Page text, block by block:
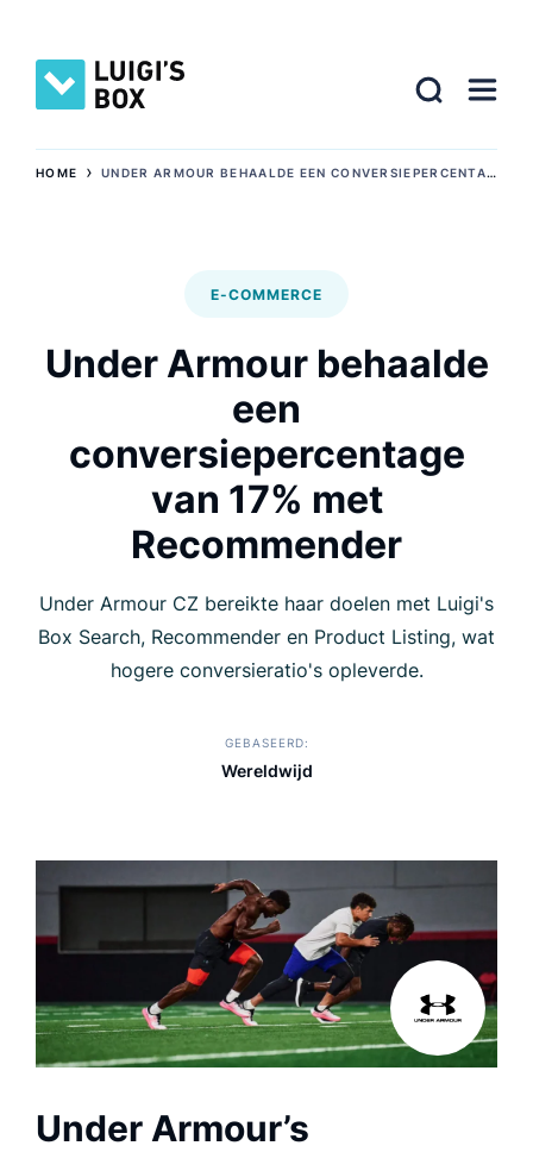
HOME ›UNDER ARMOUR BEHAALDE EEN CONVERSIEPERCENTAGE VAN 17% MET RECOMMENDER
E-COMMERCE
Under Armour behaalde
een
conversiepercentage
van 17% met
Recommender
Under Armour CZ bereikte haar doelen met Luigi's
Box Search, Recommender en Product Listing, wat
hogere conversieratio's opleverde.
GEBASEERD
Wereldwijd
Under Armour’s